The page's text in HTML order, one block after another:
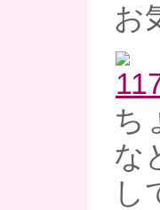
お
ち
な
し